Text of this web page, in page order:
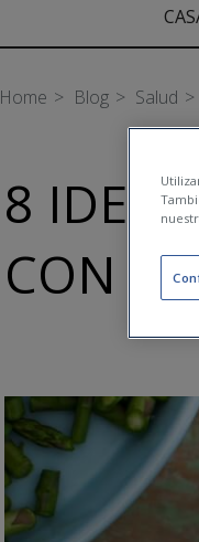
Home Blog Salud
8
CON